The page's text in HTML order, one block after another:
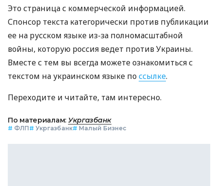
Это страница с коммерческой информацией.
Спонсор текста категорически против публикации
ее на русском языке из-за полномасштабной
войны, которую россия ведет против Украины.
Вместе с тем вы всегда можете ознакомиться с
текстом на украинском языке поссылке.
Переходите и читайте, там интересно.
По материалам: Укргазбанк
# ФЛП# Укргазбанк# Малый Бизнес